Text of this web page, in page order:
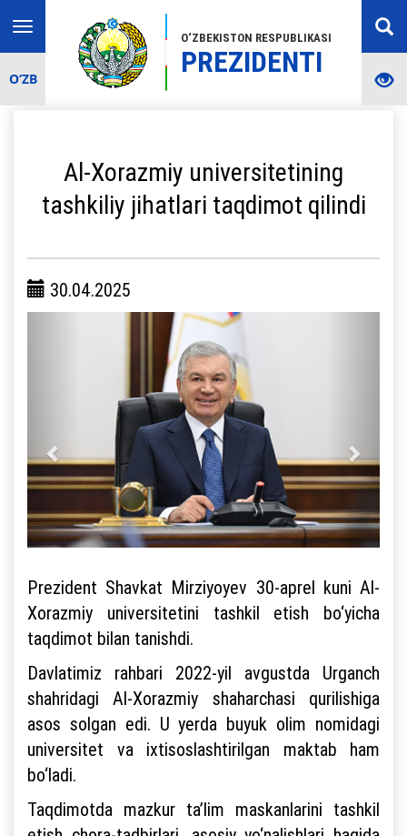
O‘ZBEKISTON RESPUBLIKASI
PREZIDENTI
Toggle
navigation
O‘ZB
Al-Xorazmiy universitetining
tashkiliy jihatlari taqdimot qilindi
30.04.2025
Prezident Shavkat Mirziyoyev 30-aprel kuni Al-
Xorazmiy universitetini tashkil etish bo‘yicha
taqdimot bilan tanishdi.
Davlatimiz rahbari 2022-yil avgustda Urganch
shahridagi Al-Xorazmiy shaharchasi qurilishiga
asos solgan edi. U yerda buyuk olim nomidagi
universitet va ixtisoslashtirilgan maktab ham
bo‘ladi.
Taqdimotda mazkur ta’lim maskanlarini tashkil